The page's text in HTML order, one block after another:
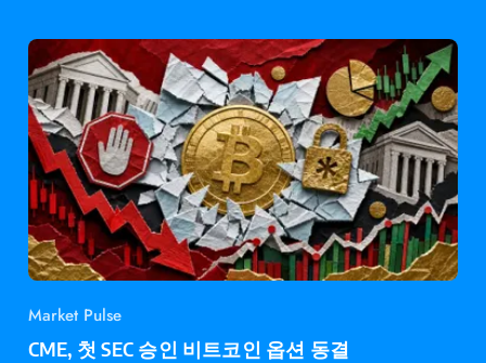
Market Pulse
CME, 첫 SEC 승인 비트코인 옵션 동결